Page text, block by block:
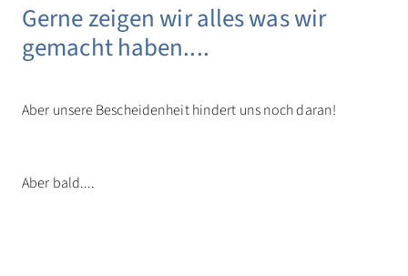
Gerne zeigen wir alles was wir
gemacht haben....
Aber unsere Bescheidenheit hindert uns noch daran!
Aber bald....